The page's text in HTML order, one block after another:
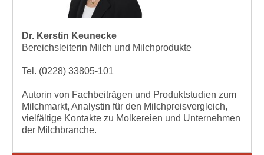
Dr. Kerstin Keunecke
Bereichsleiterin Milch und Milchprodukte
Tel. (0228) 33805-101
Autorin von Fachbeiträgen und Produktstudien zum
Milchmarkt, Analystin für den Milchpreisvergleich,
vielfältige Kontakte zu Molkereien und Unternehmen
der Milchbranche.